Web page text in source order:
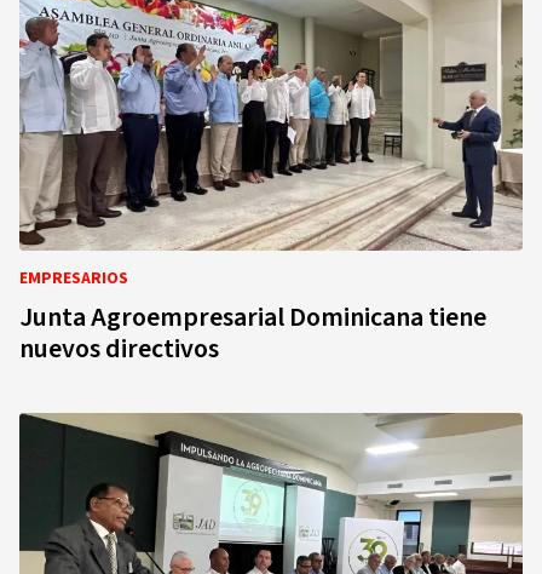
EMPRESARIOS
Junta Agroempresarial Dominicana tiene
nuevos directivos